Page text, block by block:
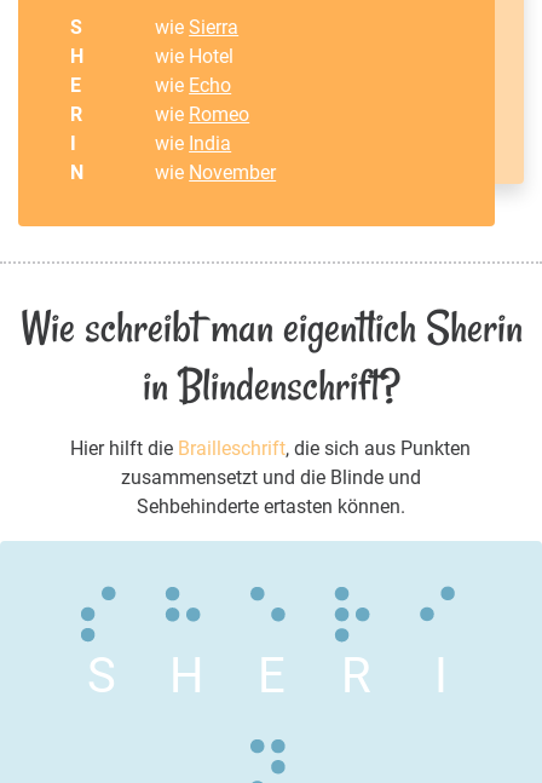
S wieSierra
H
wie Hotel
E
wie Echo
R
wie Romeo
I
wie India
N
wie November
Wie schreibt man eigentlich Sherin
in Blindenschrift?
Hier hilft die Brailleschrift, die sich aus Punkten
zusammensetzt und die Blinde und
Sehbehinderte ertasten können.
S H E R I